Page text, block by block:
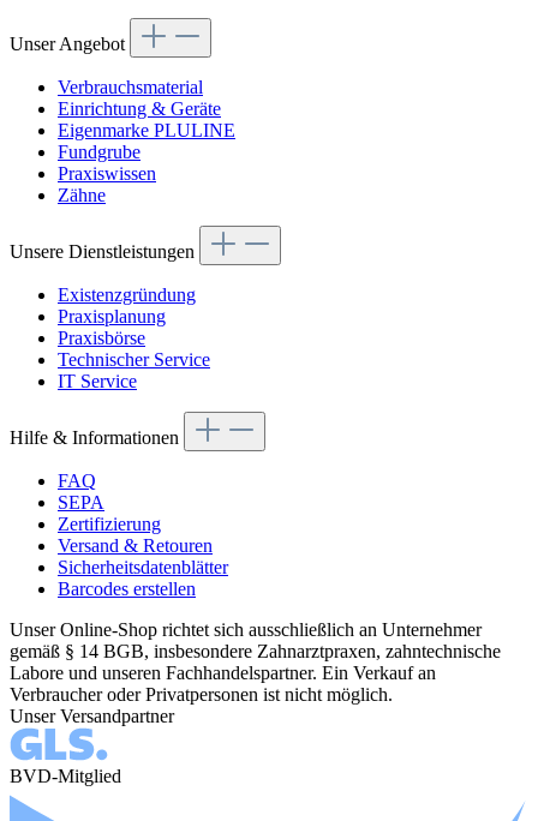
Unser Angebot
Verbrauchsmaterial
Einrichtung & Geräte
Eigenmarke PLULINE
Fundgrube
Praxiswissen
Zähne
Unsere Dienstleistungen
Existenzgründung
Praxisplanung
Praxisbörse
Technischer Service
IT Service
Hilfe & Informationen
FAQ
SEPA
Zertifizierung
Versand & Retouren
Sicherheitsdatenblätter
Barcodes erstellen
Unser Online-Shop richtet sich ausschließlich an Unternehmer
gemäß § 14 BGB, insbesondere Zahnarztpraxen, zahntechnische
Labore und unseren Fachhandelspartner. Ein Verkauf an
Verbraucher oder Privatpersonen ist nicht möglich.
Unser Versandpartner
BVD-Mitglied